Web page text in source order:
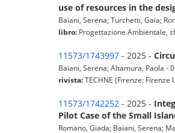
use of resources in the
Baiani, Serena; Turchetti, Gaia;
libro: Progettazione Ambientale,
11573/1743997 - 2025 -
Baiani, Serena; Altamura, Paola -
rivista:TECHNE (Firenze:
11573/1742252 - 2025 -
Pilot Case of the Small
Romano, Giada; Baiani, Serena;